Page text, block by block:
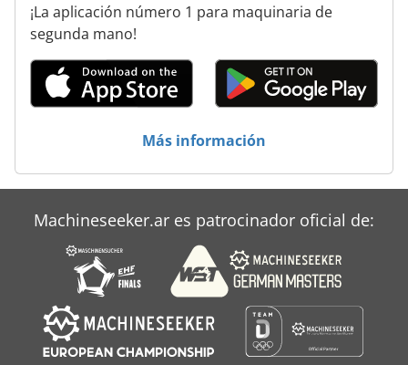
Hettich Bluemax
Hsk63
Máquina Schmidler
Schelling Skb
Taladro Fresadora
¡La aplicación número 1 para maquinaria de
segunda mano!
Más información
Machineseeker.ar es patrocinador oficial de: